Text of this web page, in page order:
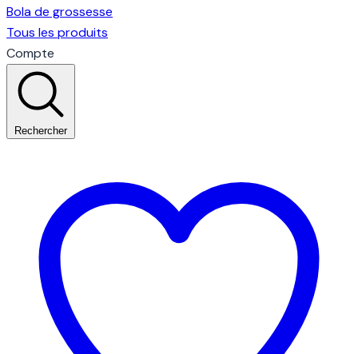
Bola de grossesse
Tous les produits
Compte
Rechercher